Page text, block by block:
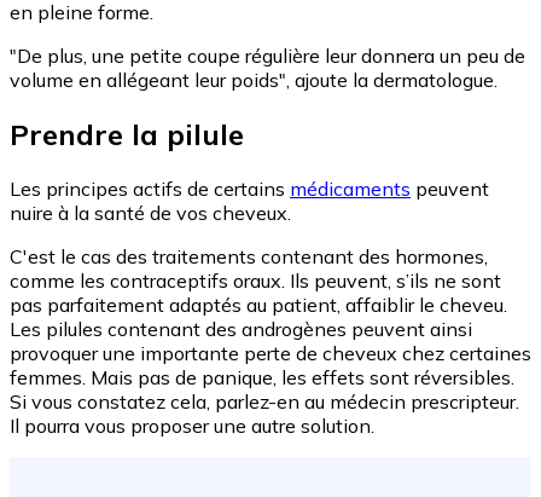
en pleine forme.
"De plus, une petite coupe régulière leur donnera un peu de
volume en allégeant leur poids", ajoute la dermatologue.
Prendre la pilule
Les principes actifs de certains médicaments peuvent
nuire à la santé de vos cheveux.
C'est le cas des traitements contenant des hormones,
comme les contraceptifs oraux. Ils peuvent, s’ils ne sont
pas parfaitement adaptés au patient, affaiblir le cheveu.
Les pilules contenant des androgènes peuvent ainsi
provoquer une importante perte de cheveux chez certaines
femmes. Mais pas de panique, les effets sont réversibles.
Si vous constatez cela, parlez-en au médecin prescripteur.
Il pourra vous proposer une autre solution.